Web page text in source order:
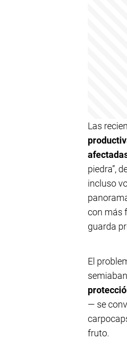
Las
piedra”,
incluso
con más
guarda
El
— se
fruto.